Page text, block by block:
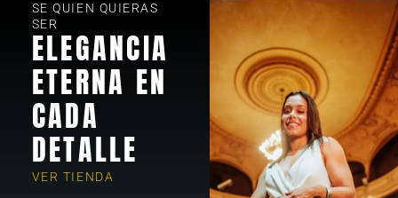
SE QUIEN QUIERAS
SER
ELEGANCIA
ETERNA EN
CADA
DETALLE
VER TIENDA